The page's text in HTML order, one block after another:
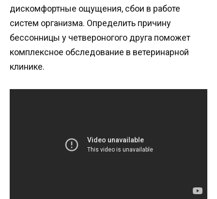
дискомфортные ощущения, сбои в работе
систем организма. Определить причину
бессонницы у четвероногого друга поможет
комплексное обследование в ветеринарной
клинике.